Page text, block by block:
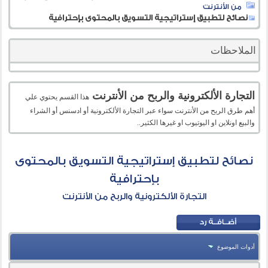
من الأنترنت
نصائح لتطبيق إستراتيجية التسويق بالمحتوى بإحترافية
الملاحظات
التجارة الألكترونية والربح من الأنترنت هذا القسم يحتوي علي
أهم طرق الربح من الأنترنت سواء عبر التجارة الألكترونية أو ادسنس أو الشراء
والبيع اونلاين او اليوتيوب او غيرها الكثير..
نصائح لتطبيق إستراتيجية التسويق بالمحتوى
بإحترافية
التجارة الألكترونية والربح من الأنترنت
أدوات الموضوع